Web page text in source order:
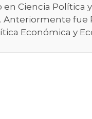
en Ciencia
Anteriormente
Económica y